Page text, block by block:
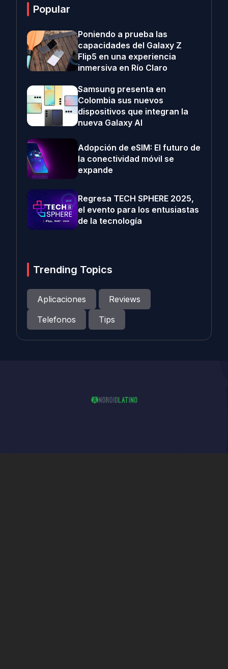
Popular
Poniendo a prueba las
capacidades del Galaxy Z
Flip5 en una experiencia
inmersiva en Río Claro
Samsung presenta en
Colombia sus nuevos
dispositivos que integran la
nueva Galaxy AI
Adopción de eSIM: El futuro de
la conectividad móvil se
expande
Regresa TECH SPHERE 2025,
el evento para los entusiastas
de la tecnología
Trending Topics
Aplicaciones
Reviews
Telefonos
Tips